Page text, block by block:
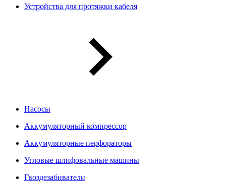
Устройства для протяжки кабеля
Насосы
Аккумуляторный компрессор
Аккумуляторные перфораторы
Угловые шлифовальные машины
Гвоздезабиватели